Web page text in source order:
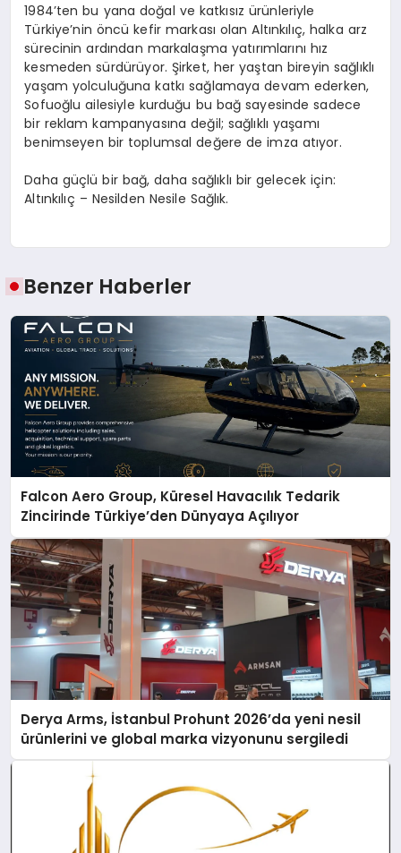
1984’ten bu yana doğal ve katkısız ürünleriyle
Türkiye’nin öncü kefir markası olan Altınkılıç, halka arz
sürecinin ardından markalaşma yatırımlarını hız
kesmeden sürdürüyor. Şirket, her yaştan bireyin sağlıklı
yaşam yolculuğuna katkı sağlamaya devam ederken,
Sofuoğlu ailesiyle kurduğu bu bağ sayesinde sadece
bir reklam kampanyasına değil; sağlıklı yaşamı
benimseyen bir toplumsal değere de imza atıyor.
Daha güçlü bir bağ, daha sağlıklı bir gelecek için:
Altınkılıç – Nesilden Nesile Sağlık.
Benzer Haberler
Falcon Aero Group, Küresel Havacılık Tedarik
Zincirinde Türkiye’den Dünyaya Açılıyor
Derya Arms, İstanbul Prohunt 2026’da yeni nesil
ürünlerini ve global marka vizyonunu sergiledi